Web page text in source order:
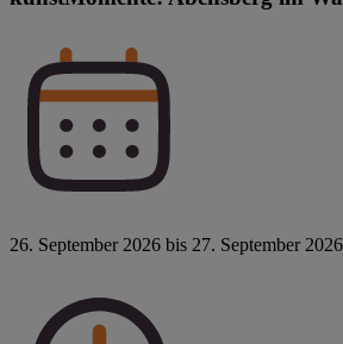
26. September 2026 bis 27. September 2026